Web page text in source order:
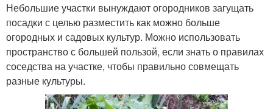
Небольшие участки вынуждают огородников загущать
посадки с целью разместить как можно больше
огородных и садовых культур. Можно использовать
пространство с большей пользой, если знать о правилах
соседства на участке, чтобы правильно совмещать
разные культуры.